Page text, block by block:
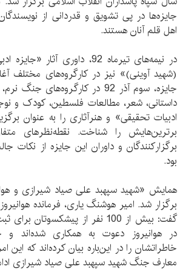
جایزه‌ها در پی تشویق و قدردانی از
اهل قلم آنان هستند.
در نیمه‌های تیرماه 92، داوری
(شهید آوینی)» نیز در کارگروه‌های مختلف
جایزه، سوم آذر 92 در کارگروه‌های
داستانی، شعر، مطالعات فلسطین، کودک و
ادبیات تحقیقی» و هنرآثاری را به عنوان
برترین‌هایش را شناخت. نقطه‌نظر‌های
برگزارکنندگان و داوران این جایزه از نکات
بود.
برگزار شد. امیر هوشنگ یاری، فرمانده
گفت: بیش از 100 نفر از
خاطراتشان را در‌ این‌باره بیان کرده‌اند که این
معارف جنگ شهید سپهبد علی صیاد شیرازی